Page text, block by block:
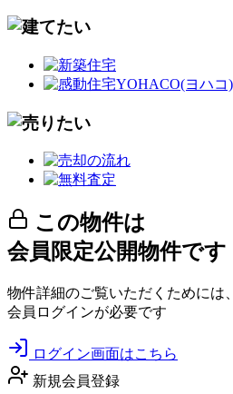
この物件は
会員限定公開物件です
物件詳細のご覧いただくためには、
会員ログインが必要です
ログイン画面はこちら
新規会員登録